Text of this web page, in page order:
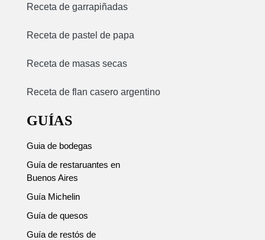
Receta de garrapiñadas
Receta de pastel de papa
Receta de masas secas
Receta de flan casero argentino
GUÍAS
Guia de bodegas
Guía de restaruantes en
Buenos Aires
Guía Michelin
Guía de quesos
Guía de restós de